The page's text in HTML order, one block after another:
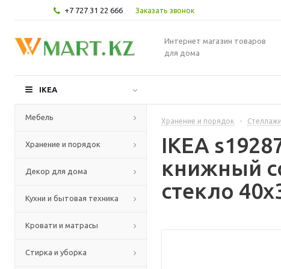
+7 727 31 22 666 Заказать звонок
Интернет магазин товаров
для дома
IKEA
Мебель
Хранение и порядок
Декор для дома
Кухни и бытовая техника
Кровати и матрасы
Стирка и уборка
Хранение и порядок -
IKEA
книжный
стекло